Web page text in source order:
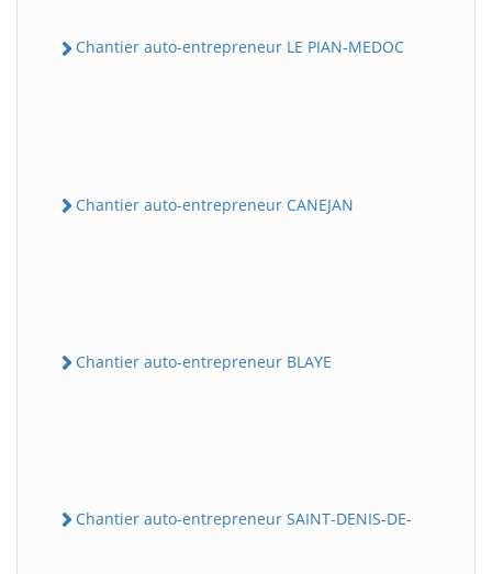
Chantier auto-entrepreneur LE PIAN-MEDOC
Chantier auto-entrepreneur CANEJAN
Chantier auto-entrepreneur BLAYE
Chantier auto-entrepreneur SAINT-DENIS-DE-